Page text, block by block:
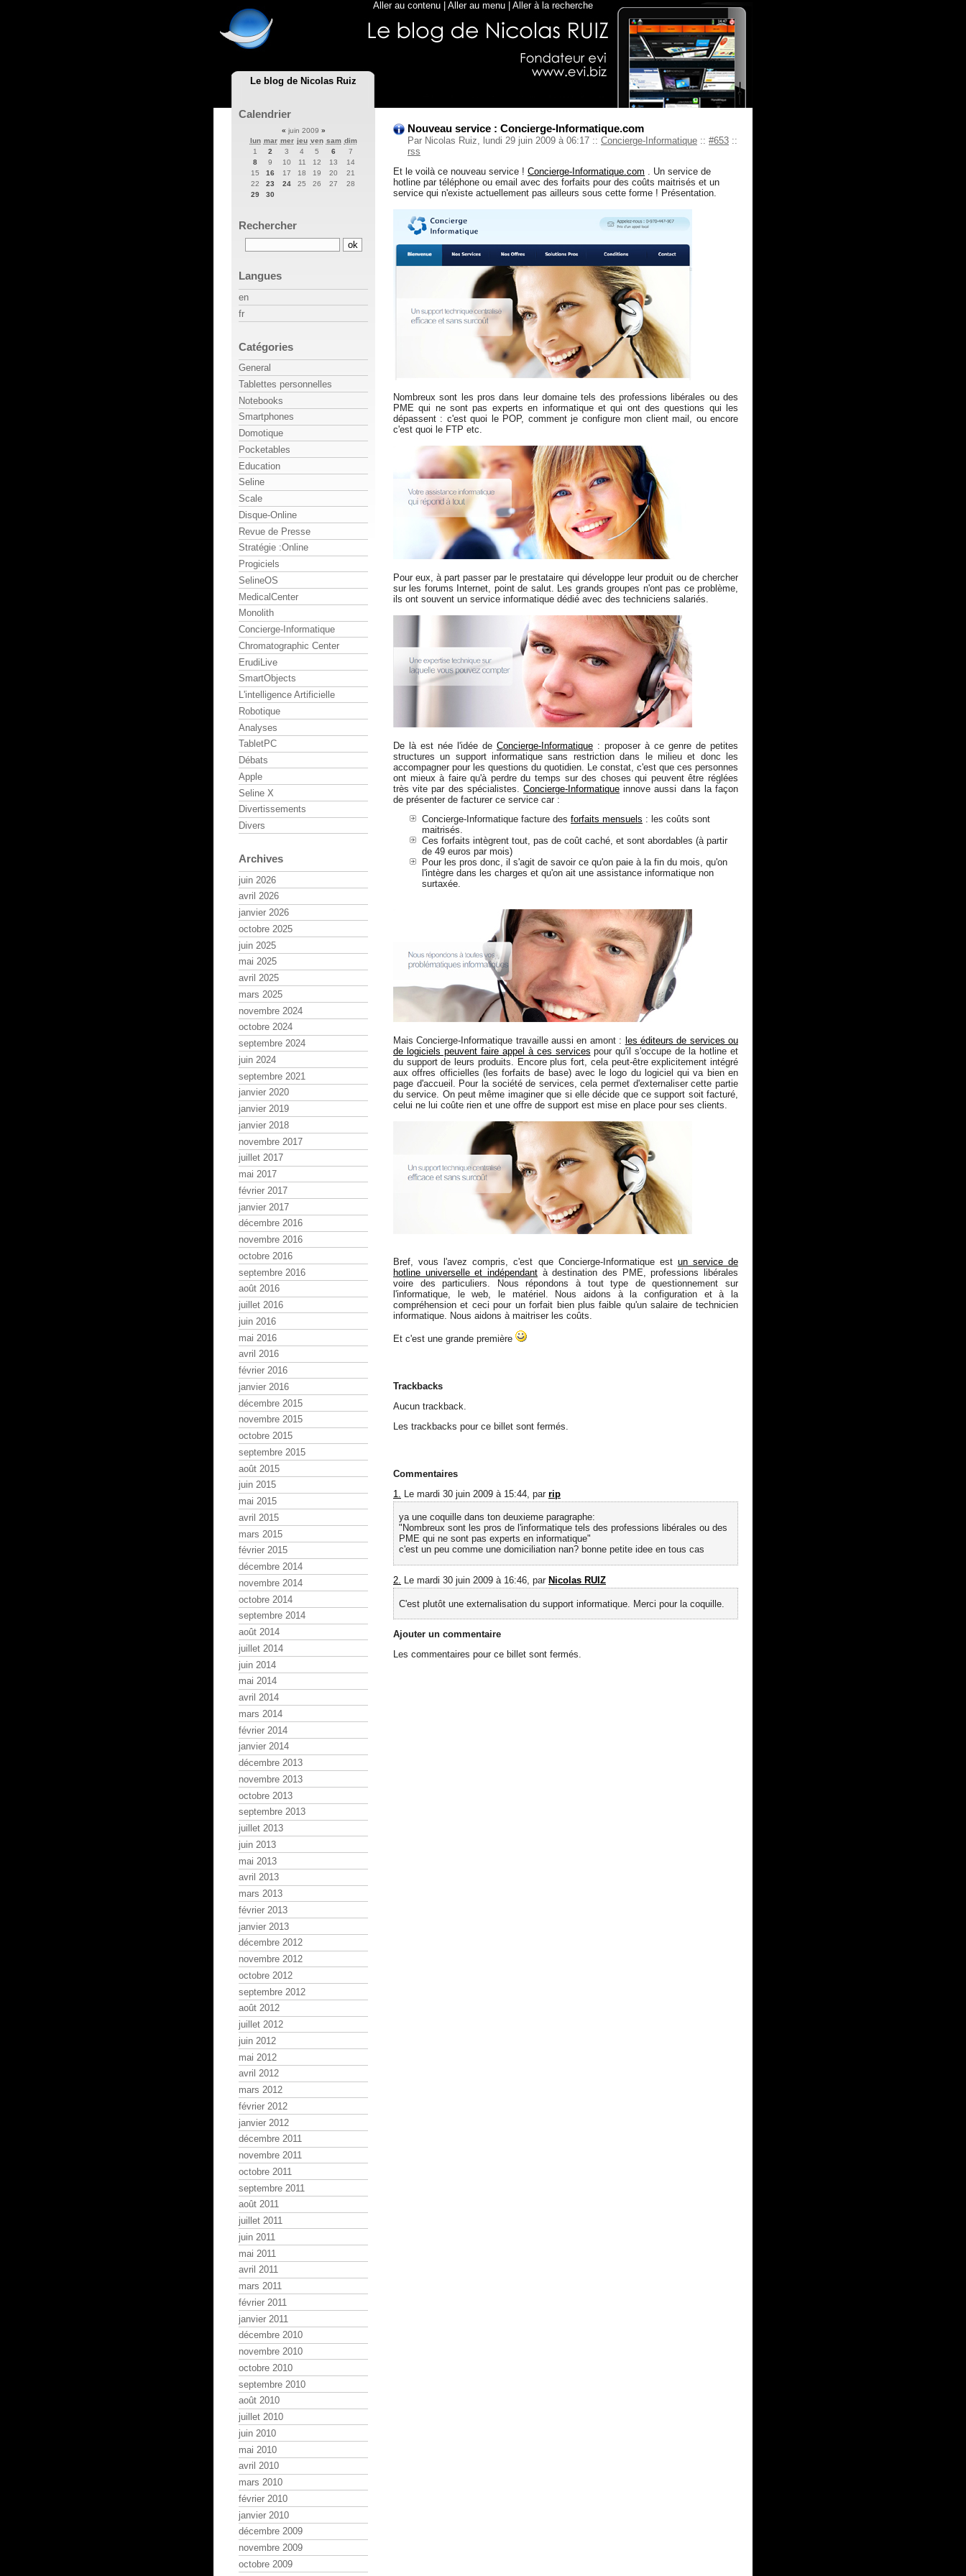
Le blog de Nicolas Ruiz
Aller au contenu Aller au menu Aller à la recherche
Nouveau service : Concierge-Informatique.com
Par Nicolas Ruiz, lundi 29 juin 2009 à 06:17 :: Concierge-Informatique :: #653 ::
rss
Et le voilà ce nouveau service ! Concierge-Informatique.com . Un service de
hotline par téléphone ou email avec des forfaits pour des coûts maitrisés et un
service qui n'existe actuellement pas ailleurs sous cette forme ! Présentation.
Nombreux sont les pros dans leur domaine tels des professions libérales ou des
PME qui ne sont pas experts en informatique et qui ont des questions qui les
dépassent : c'est quoi le POP, comment je configure mon client mail, ou encore
c'est quoi le FTP etc.
Pour eux, à part passer par le prestataire qui développe leur produit ou de chercher
sur les forums Internet, point de salut. Les grands groupes n'ont pas ce problème,
ils ont souvent un service informatique dédié avec des techniciens salariés.
De là est née l'idée de Concierge-Informatique : proposer à ce genre de petites
structures un support informatique sans restriction dans le milieu et donc les
accompagner pour les questions du quotidien. Le constat, c'est que ces personnes
ont mieux à faire qu'à perdre du temps sur des choses qui peuvent être réglées
très vite par des spécialistes. Concierge-Informatique innove aussi dans la façon
de présenter de facturer ce service car :
Concierge-Informatique facture des forfaits mensuels : les coûts sont
maitrisés.
Ces forfaits intègrent tout, pas de coût caché, et sont abordables (à partir
de 49 euros par mois)
Pour les pros donc, il s'agit de savoir ce qu'on paie à la fin du mois, qu'on
l'intègre dans les charges et qu'on ait une assistance informatique non
surtaxée.
Mais Concierge-Informatique travaille aussi en amont : les éditeurs de services ou
de logiciels peuvent faire appel à ces services pour qu'il s'occupe de la hotline et
du support de leurs produits. Encore plus fort, cela peut-être explicitement intégré
aux offres officielles (les forfaits de base) avec le logo du logiciel qui va bien en
page d'accueil. Pour la société de services, cela permet d'externaliser cette partie
du service. On peut même imaginer que si elle décide que ce support soit facturé,
celui ne lui coûte rien et une offre de support est mise en place pour ses clients.
Bref, vous l'avez compris, c'est que Concierge-Informatique est un service de
hotline universelle et indépendant à destination des PME, professions libérales
voire des particuliers. Nous répondons à tout type de questionnement sur
l'informatique, le web, le matériel. Nous aidons à la configuration et à la
compréhension et ceci pour un forfait bien plus faible qu'un salaire de technicien
informatique. Nous aidons à maitriser les coûts.
Et c'est une grande première
Trackbacks
Aucun trackback.
Les trackbacks pour ce billet sont fermés.
Commentaires
1.
Le mardi 30 juin 2009 à 15:44, par rip
ya une coquille dans ton deuxieme paragraphe:
"Nombreux sont les pros de l'informatique tels des professions libérales ou des
PME qui ne sont pas experts en informatique"
c'est un peu comme une domiciliation nan? bonne petite idee en tous cas
2. Le mardi 30 juin 2009 à 16:46, par Nicolas RUIZ
C'est plutôt une externalisation du support informatique. Merci pour la coquille.
Ajouter un commentaire
Les commentaires pour ce billet sont fermés.
Calendrier
« juin 2009 »
lun mar mer jeu ven sam dim
1
2 3 4 5 6
7
8
9 10 11 12 13
14
15
16 17 18 19 20
21
22
23 24 25 26 27
28
29
30
Rechercher
Langues
en
fr
Catégories
General
Tablettes personnelles
Notebooks
Smartphones
Domotique
Pocketables
Education
Seline
Scale
Disque-Online
Revue de Presse
Stratégie :Online
Progiciels
SelineOS
MedicalCenter
Monolith
Concierge-Informatique
Chromatographic Center
ErudiLive
SmartObjects
L'intelligence Artificielle
Robotique
Analyses
TabletPC
Débats
Apple
Seline X
Divertissements
Divers
Archives
juin 2026
avril 2026
janvier 2026
octobre 2025
juin 2025
mai 2025
avril 2025
mars 2025
novembre 2024
octobre 2024
septembre 2024
juin 2024
septembre 2021
janvier 2020
janvier 2019
janvier 2018
novembre 2017
juillet 2017
mai 2017
février 2017
janvier 2017
décembre 2016
novembre 2016
octobre 2016
septembre 2016
août 2016
juillet 2016
juin 2016
mai 2016
avril 2016
février 2016
janvier 2016
décembre 2015
novembre 2015
octobre 2015
septembre 2015
août 2015
juin 2015
mai 2015
avril 2015
mars 2015
février 2015
décembre 2014
novembre 2014
octobre 2014
septembre 2014
août 2014
juillet 2014
juin 2014
mai 2014
avril 2014
mars 2014
février 2014
janvier 2014
décembre 2013
novembre 2013
octobre 2013
septembre 2013
juillet 2013
juin 2013
mai 2013
avril 2013
mars 2013
février 2013
janvier 2013
décembre 2012
novembre 2012
octobre 2012
septembre 2012
août 2012
juillet 2012
juin 2012
mai 2012
avril 2012
mars 2012
février 2012
janvier 2012
décembre 2011
novembre 2011
octobre 2011
septembre 2011
août 2011
juillet 2011
juin 2011
mai 2011
avril 2011
mars 2011
février 2011
janvier 2011
décembre 2010
novembre 2010
octobre 2010
septembre 2010
août 2010
juillet 2010
juin 2010
mai 2010
avril 2010
mars 2010
février 2010
janvier 2010
décembre 2009
novembre 2009
octobre 2009